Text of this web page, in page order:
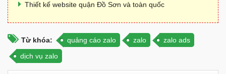
Thiết kế website quận Đồ Sơn và toàn quốc
Từ khóa: quảng cáo zalo zalo
zalo ads
dịch vụ zalo